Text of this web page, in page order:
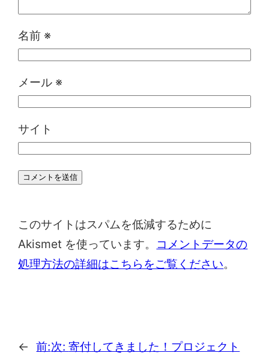
名前 ※
メール ※
サイト
このサイトはスパムを低減するために
Akismet を使っています。
コメントデータの
処理方法の詳細はこちらをご覧ください。
← 前:次:寄付してきました！プロジェクト